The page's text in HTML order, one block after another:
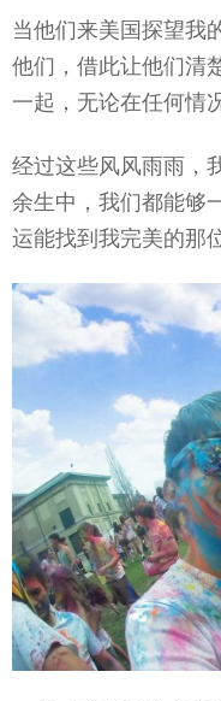
当他们来美国探望我
他们，借此让他们清
一起，无论在任何情
经过这些风风雨雨，
余生中，我们都能够
运能找到我完美的那